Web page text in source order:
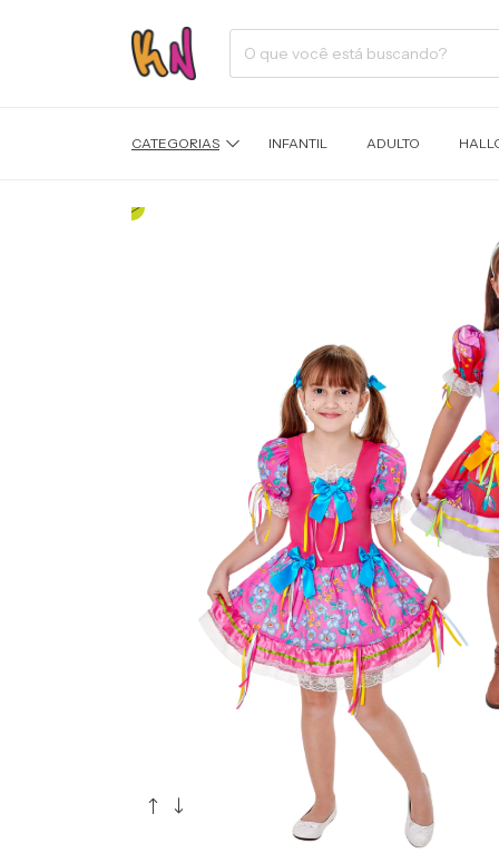
CATEGORIAS INFANTIL ADULTO